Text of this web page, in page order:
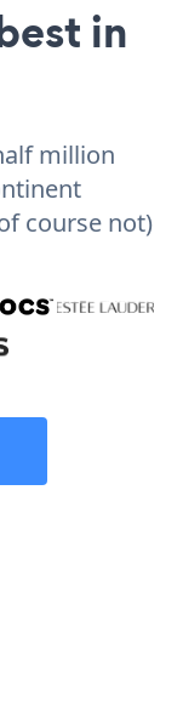
in
million
course not)